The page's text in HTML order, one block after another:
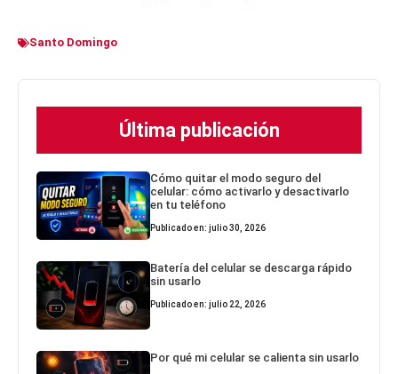
Santo Domingo
Última publicación
Cómo quitar el modo seguro del
celular: cómo activarlo y desactivarlo
en tu teléfono
Publicado en: julio 30, 2026
Batería del celular se descarga rápido
sin usarlo
Publicado en: julio 22, 2026
Por qué mi celular se calienta sin usarlo